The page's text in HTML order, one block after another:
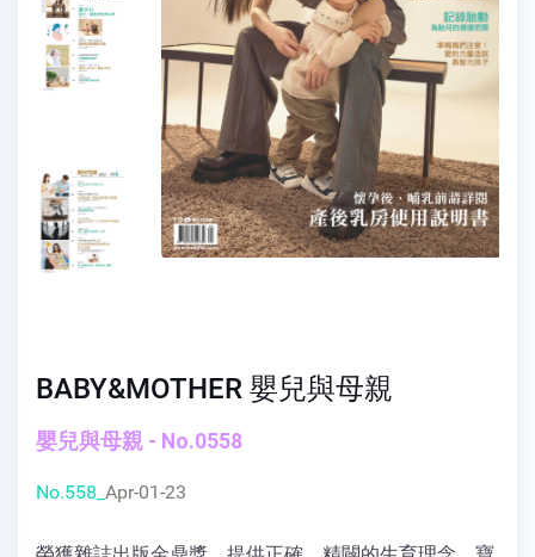
BABY&MOTHER 嬰兒與母親
嬰兒與母親 - No.0558
No.558_ Apr-01-23